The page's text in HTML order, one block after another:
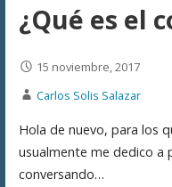
¿Qué es el
15 noviembre, 2017
Carlos Solis Salazar
Hola de nuevo, para los
usualmente me dedico a
conversando…